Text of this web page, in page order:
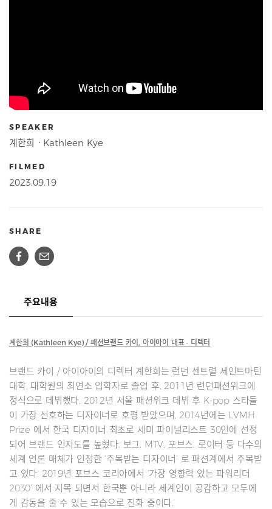
SPEAKER
계한희ㆍKathleen Kye
FILMED
2023.09.19
SHARE
주요내용
계한희 (Kathleen Kye) / 패션브랜드 카이, 아이아이 대표 · 디렉터
브랜드 카이 / 아이아이의 디렉터 계한희는 런던 센트럴 세인트마틴
대학, 대학원의 최연소 입학자로 졸업 후, 2011년 런던패션위크에
정식으로 데뷔했다. 2012년 서울 패션위크 데뷔 후 K-pop 스타들
이 가장 선호하는 디자이너로 호평 받았으며, 2014년에는 LVMH
Prize 에서 한국 디자이너 최초로 세미 파이널리스트 30인에 선정
되어 브랜드 인지도를 높혔다. 보그, MTV, 포브스, 로이터 등 다수의
세계 언론 매체가 인정한 ‘주목받는 디자이너’ 로 패션계에서 주목받
고 있다. 2019년 포브스 코리아에서 ‘가장 영향력 있는 파워리더
2030’ 에서 지목 되면서 한국뿐 아니라 세계인이 공감하고 모두에
게 감동을 줄 수 있는 모습으로 진화 중이다.